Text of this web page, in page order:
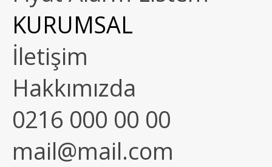
KURUMSAL
İletişim
Hakkımızda
0216 000 00 00
mail@mail.com